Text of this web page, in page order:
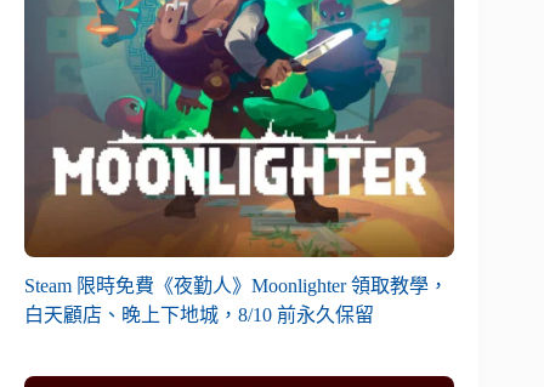
Steam 限時免費《夜勤人》Moonlighter 領取教學，
白天顧店、晚上下地城，8/10 前永久保留